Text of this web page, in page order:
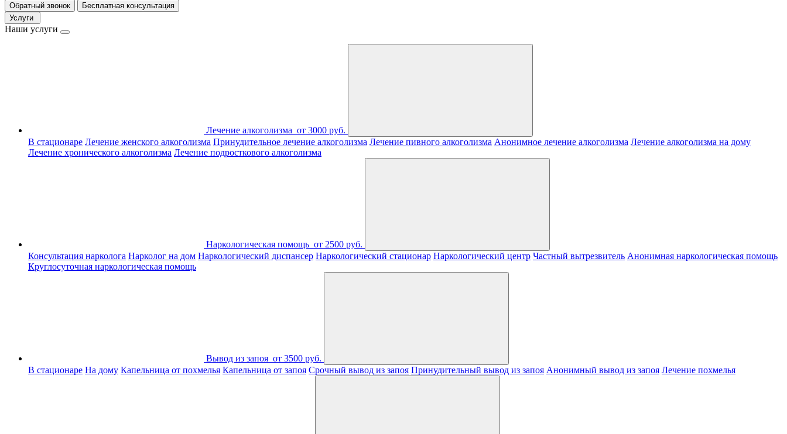
Обратный звонок
Бесплатная консультация
Услуги
Наши услуги
Лечение алкоголизма от 3000 руб.
В стационаре Лечение женского алкоголизма Принудительное лечение алкоголизма Лечение пивного алкоголизма Анонимное лечение алкоголизма Лечение алкоголизма на дому
Лечение хронического алкоголизма Лечение подросткового алкоголизма
Наркологическая помощь от 2500 руб.
Консультация нарколога Нарколог на дом Наркологический диспансер Наркологический стационар Наркологический центр Частный вытрезвитель Анонимная наркологическая помощь
Круглосуточная наркологическая помощь
Вывод из запоя от 3500 руб.
В стационаре На дому Капельница от похмелья Капельница от запоя Срочный вывод из запоя Принудительный вывод из запоя Анонимный вывод из запоя Лечение похмелья